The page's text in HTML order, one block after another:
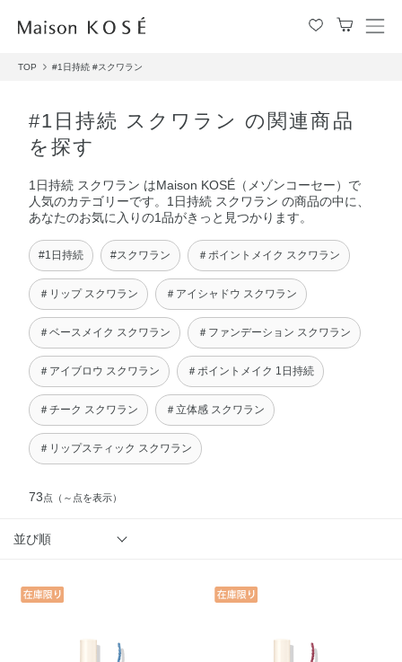
メ
TOP #1日持続 #スクワラン
#1日持続 スクワラン の関連商品
を探す
1日持続 スクワラン はMaison KOSÉ（メゾンコーセー）で
人気のカテゴリーです。1日持続 スクワラン の商品の中に、
あなたのお気に入りの1品がきっと見つかります。
#1日持続 #スクワラン ＃ポイントメイク スクワラン
＃リップ スクワラン ＃アイシャドウ スクワラン
＃ベースメイク スクワラン ＃ファンデーション スクワラン
＃アイブロウ スクワラン ＃ポイントメイク 1日持続
＃チーク スクワラン ＃立体感 スクワラン
＃リップスティック スクワラン
73点 （～点を表示）
並び順